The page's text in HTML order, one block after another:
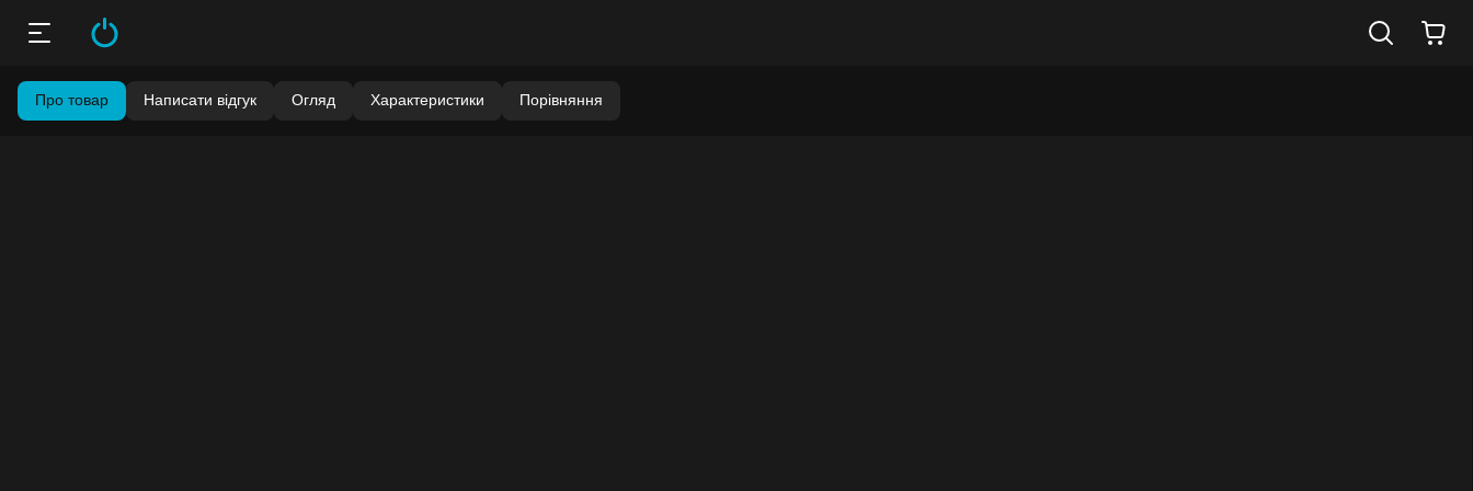
Про товар Написати відгук Огляд Характеристики Порівняння